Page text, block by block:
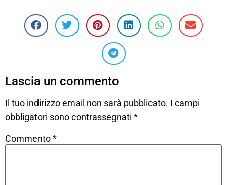
Lascia un commento
Il tuo indirizzo email non sarà pubblicato. I campi
obbligatori sono contrassegnati *
Commento*